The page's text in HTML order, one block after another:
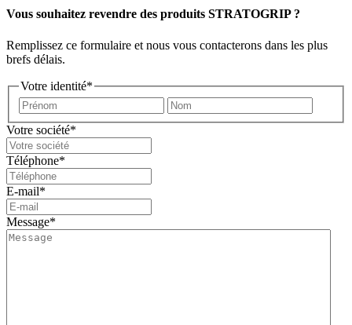
Vous souhaitez revendre des produits STRATOGRIP ?
Remplissez ce formulaire et nous vous contacterons dans les plus
brefs délais.
Votre identité*
Prénom
Votre société*
Téléphone*
E-mail*
Message*